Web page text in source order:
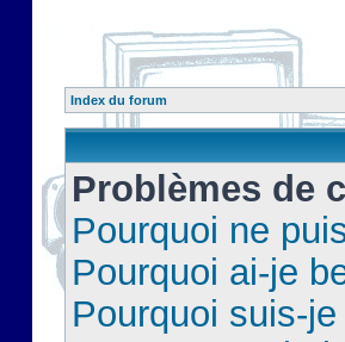
Index du forum
Problèmes de
Pourquoi ne
Pourquoi ai-je
Pourquoi suis-